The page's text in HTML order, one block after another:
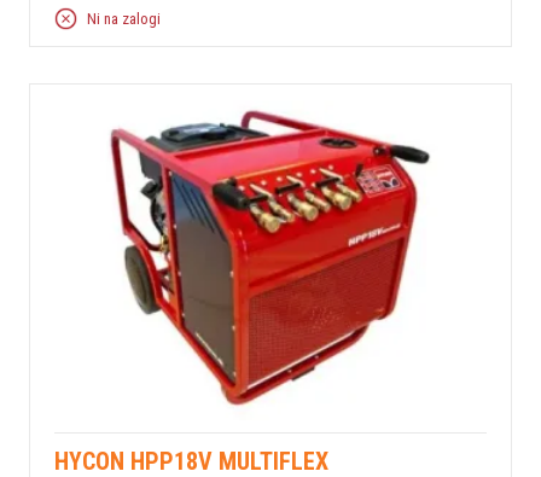
Ni na zalogi
HYCON HPP18V MULTIFLEX